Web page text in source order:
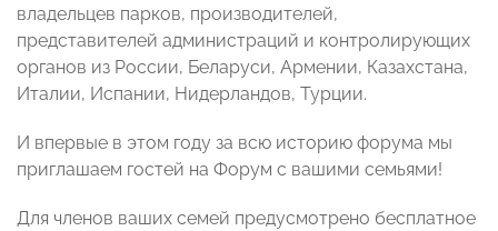
владельцев парков, производителей,
представителей администраций и контролирующих
органов из России, Беларуси, Армении, Казахстана,
Италии, Испании, Нидерландов, Турции.
И впервые в этом году за всю историю форума мы
приглашаем гостей на Форум с вашими семьями!
Для членов ваших семей предусмотрено бесплатное